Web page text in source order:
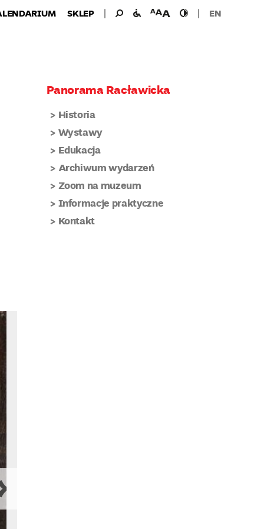
SKLEP Wyszukaj
Wyszukiwanie
dla:
udogodnieniawielkość
czcionki
wysoki
kontrast
EN
Panorama Racławicka
Historia
Wystawy
Edukacja
Archiwum wydarzeń
Zoom na muzeum
Informacje praktyczne
Kontakt